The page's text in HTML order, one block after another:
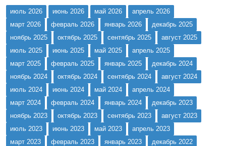
С основным докладом выступил глава Хакасии Валентин
Коновалов. В...
июль 2026 июнь 2026 май 2026
апрель 2026
март 2026
февраль 2026 январь 2026
декабрь 2025
ноябрь 2025
октябрь 2025 сентябрь 2025
август 2025
июль 2025
июнь 2025 май 2025
апрель 2025
март 2025
февраль 2025 январь 2025
декабрь 2024
ноябрь 2024
октябрь 2024 сентябрь 2024
август 2024
июль 2024
июнь 2024 май 2024
апрель 2024
март 2024
февраль 2024 январь 2024
декабрь 2023
ноябрь 2023
октябрь 2023 сентябрь 2023
август 2023
июль 2023
июнь 2023 май 2023
апрель 2023
март 2023
февраль 2023 январь 2023
декабрь 2022